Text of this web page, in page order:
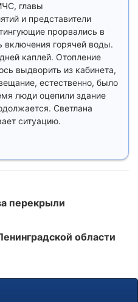
главы
и представители
прорвались в
включения горячей воды.
каплей. Отопление
выдворить из кабинета,
естественно, было
люди оцепили здание
Светлана
ситуацию.
перекрыли
области